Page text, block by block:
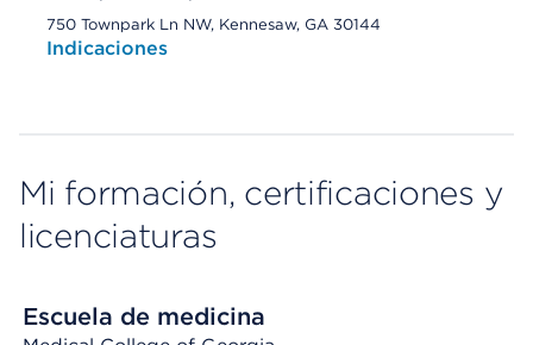
750 Townpark Ln NW, Kennesaw, GA 30144
Indicaciones
Mi formación, certificaciones y
licenciaturas
Escuela de medicina